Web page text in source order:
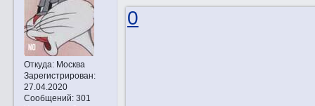
Откуда:Москва
Зарегистрирован:
27.04.2020
Сообщений:301
0